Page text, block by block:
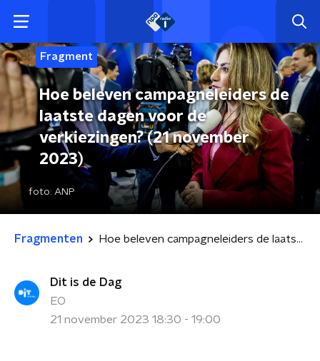
Fragment
Hoe beleven campagneleiders de
laatste dagen voor de
verkiezingen? (21 november
2023)
foto: ANP
Fragmenten Hoe beleven campagneleiders de laatste dagen voor de verkiezingen? (21 november 2023)
Dit is de Dag
EO
21 november 2023 18:30 - 19:00